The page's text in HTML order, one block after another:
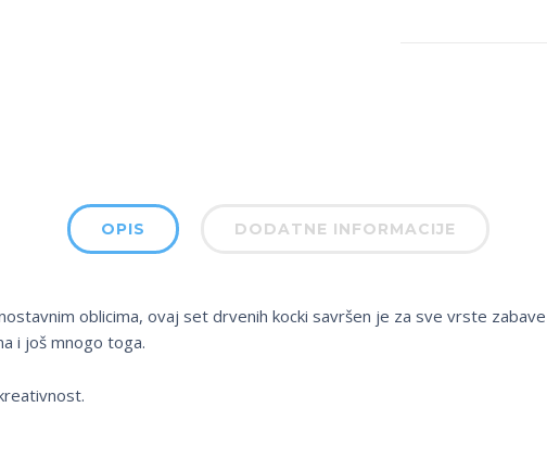
OPIS DODATNE INFORMACIJE
oblicima, ovaj set drvenih kocki savršen je za sve vrste
i još mnogo toga.